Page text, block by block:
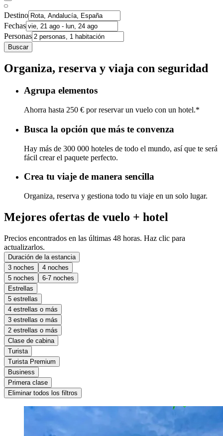
Destino
Fechas
Personas
Buscar
Organiza, reserva y viaja con seguridad
Agrupa elementos
Ahorra hasta 250 € por reservar un vuelo con un hotel.*
Busca la opción que más te convenza
Hay más de 300 000 hoteles de todo el mundo, así que te será
fácil crear el paquete perfecto.
Crea tu viaje de manera sencilla
Organiza, reserva y gestiona todo tu viaje en un solo lugar.
Mejores ofertas de vuelo + hotel
Precios encontrados en las últimas 48 horas. Haz clic para
actualizarlos.
Duración de la estancia
3 noches
4 noches
5 noches
6-7 noches
Estrellas
5 estrellas
4 estrellas o más
3 estrellas o más
2 estrellas o más
Clase de cabina
Turista
Turista Premium
Business
Primera clase
Eliminar todos los filtros